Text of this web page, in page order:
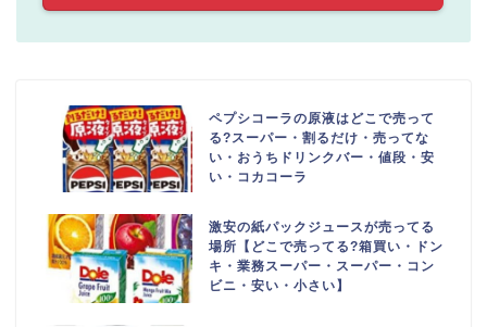
ペプシコーラの原液はどこで売って
る?スーパー・割るだけ・売ってな
い・おうちドリンクバー・値段・安
い・コカコーラ
激安の紙パックジュースが売ってる
場所【どこで売ってる?箱買い・ドン
キ・業務スーパー・スーパー・コン
ビニ・安い・小さい】